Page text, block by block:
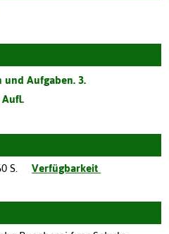
und Aufgaben. 3.
Aufl.
S. Verfügbarkeit